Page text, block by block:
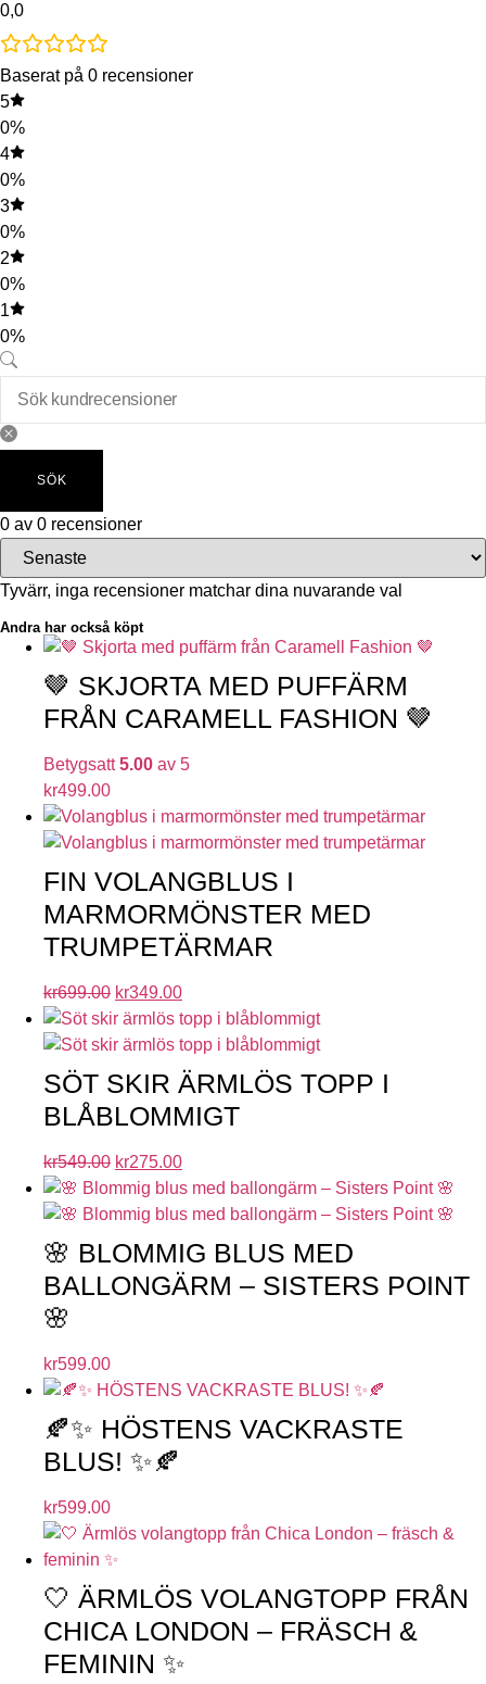
0,0
Baserat på 0 recensioner
5
0%
4
0%
3
0%
2
0%
1
0%
SÖK
0 av 0 recensioner
Tyvärr, inga recensioner matchar dina nuvarande val
Andra har också köpt
🤎 SKJORTA MED PUFFÄRM
FRÅN CARAMELL FASHION 🤎
Betygsatt5.00 av 5
kr499.00
FIN VOLANGBLUS I
MARMORMÖNSTER MED
TRUMPETÄRMAR
kr699.00 kr349.00
SÖT SKIR ÄRMLÖS TOPP I
BLÅBLOMMIGT
kr549.00 kr275.00
🌸 BLOMMIG BLUS MED
BALLONGÄRM – SISTERS POINT
🌸
kr599.00
🍂✨ HÖSTENS VACKRASTE
BLUS! ✨🍂
kr599.00
🤍 ÄRMLÖS VOLANGTOPP FRÅN
CHICA LONDON – FRÄSCH &
FEMININ ✨